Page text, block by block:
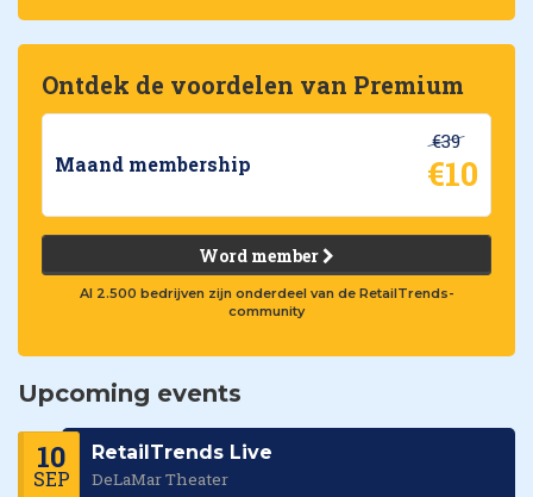
Ontdek de voordelen van Premium
Maand membership
€39
€10
Word member
Al 2.500 bedrijven zijn onderdeel van de RetailTrends-
community
Upcoming events
10
SEP
RetailTrends Live
DeLaMar Theater